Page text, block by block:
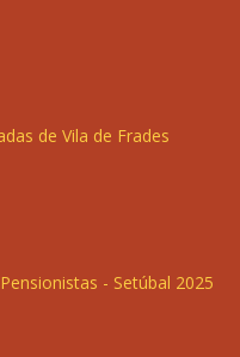
de Vila de Frades
- Setúbal 2025